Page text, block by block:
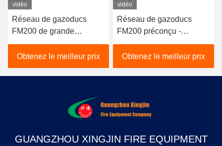
vidéo
Réseau de gazoducs
FM200 de grande
capacité - Équipement de
lutte contre les incendies
de qualité professionnelle
Obtenez le meilleur prix
vidéo
Réseau de gazoducs
FM200 préconçu -
Système fiable de gaz
inerte pour centrales
électriques
Obtenez le meilleur prix
GUANGZHOU XINGJIN FIRE EQUIPMENT